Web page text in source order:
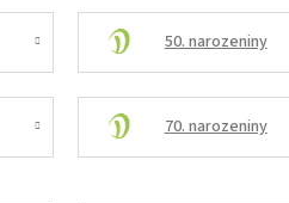
50. narozeniny
70. narozeniny